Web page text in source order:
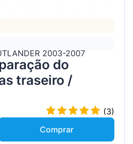
2003-2007
do
traseiro /
(3)
Comprar